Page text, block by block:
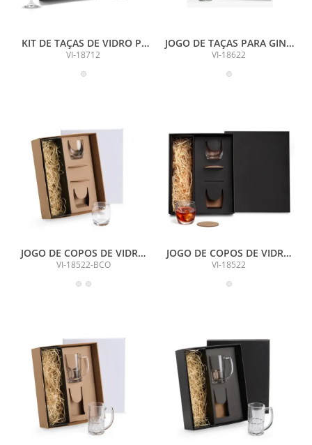
KIT DE TAÇAS DE VIDRO P/
CHAMPAGNE 190 ML - 2
VI-18712
JOGO DE TAÇAS PARA GIN -
2 PÇS - 600ML
VI-18622
JOGO DE COPOS DE VIDRO
P/ WHISKY 330 ML COM
ACOMPANHA A GARRAFA
VI-18522-BCO
JOGO DE COPOS DE VIDRO
P/ WHISKY 330 ML COM
VI-18522